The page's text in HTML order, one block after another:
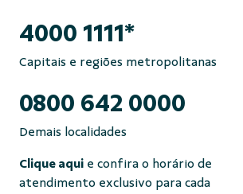
4000 1111*
Capitais e regiões metropolitanas
0800 642 0000
Demais localidades
Clique aqui e confira o horário de
atendimento exclusivo para cada